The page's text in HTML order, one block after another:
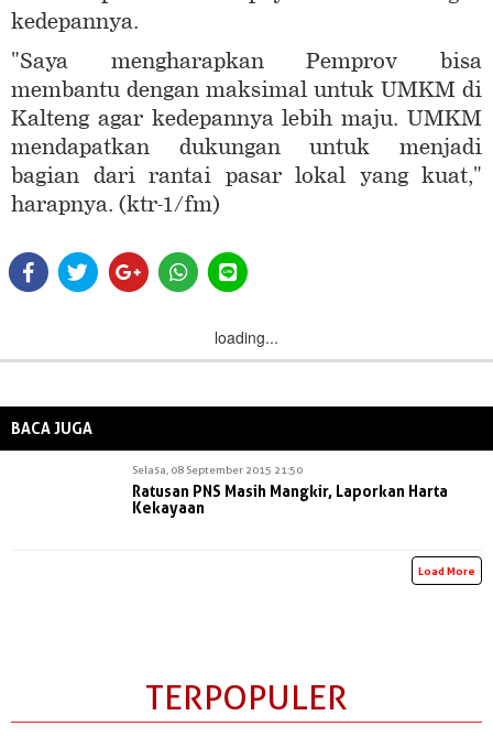
kedepannya.
"Saya mengharapkan Pemprov bisa
membantu dengan maksimal untuk UMKM di
Kalteng agar kedepannya lebih maju. UMKM
mendapatkan dukungan untuk menjadi
bagian dari rantai pasar lokal yang kuat,"
harapnya. (ktr-1/fm)
loading...
BACA JUGA
Selasa, 08 September 2015 21:50
Ratusan PNS Masih Mangkir, Laporkan Harta
Kekayaan
Load More
TERPOPULER